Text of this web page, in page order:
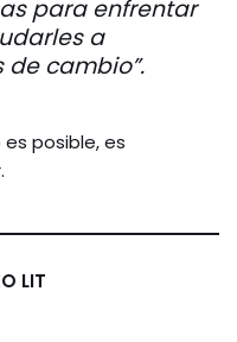
para enfrentar
a
cambio”.
posible, es
LIT